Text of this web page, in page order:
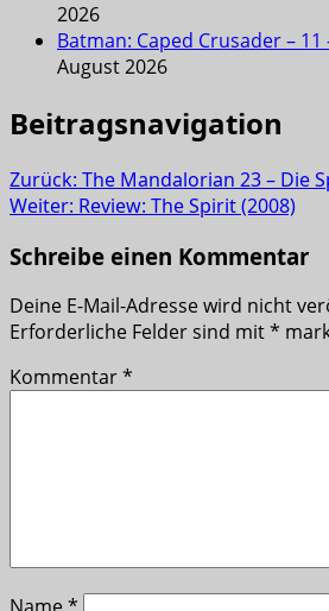
2026
Batman: Caped Crusader –
August 2026
Beitragsnavigation
Zurück: The Mandalorian 23 – Die
Weiter: Review: The Spirit (2008)
Schreibe einen Kommentar
Deine E-Mail-Adresse wird nicht
Erforderliche Felder sind mit*
Kommentar*